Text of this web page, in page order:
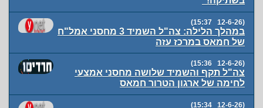
(12-6-26 15:37)
במהלך הלילה: צה"ל השמיד 3 מחסני אמל"ח
של חמאס במרכז עזה
(12-6-26 15:36)
צה"ל תקף והשמיד שלושה מחסני אמצעי
לחימה של ארגון הטרור חמאס
(12-6-26 15:34)